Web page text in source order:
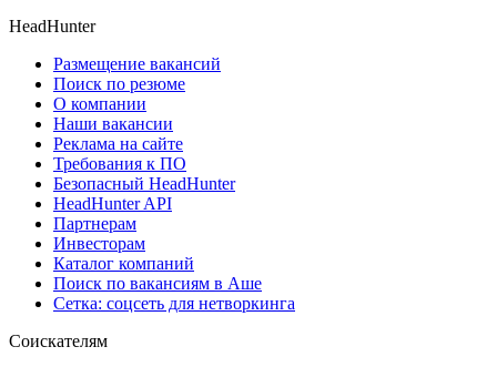
HeadHunter
Размещение вакансий
Поиск по резюме
О компании
Наши вакансии
Реклама на сайте
Требования к ПО
Безопасный HeadHunter
HeadHunter API
Партнерам
Инвесторам
Каталог компаний
Поиск по вакансиям в Аше
Сетка: соцсеть для нетворкинга
Соискателям